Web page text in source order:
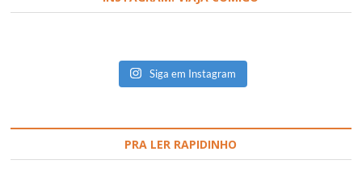
Siga em Instagram
PRA LER RAPIDINHO